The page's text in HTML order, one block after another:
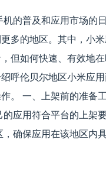
的普及和应用市场的
多的地区。其中，小
但如何快速、有效地
呼伦贝尔地区小米应
。 一、上架前的准备
应用符合平台的上架
确保应用在该地区内